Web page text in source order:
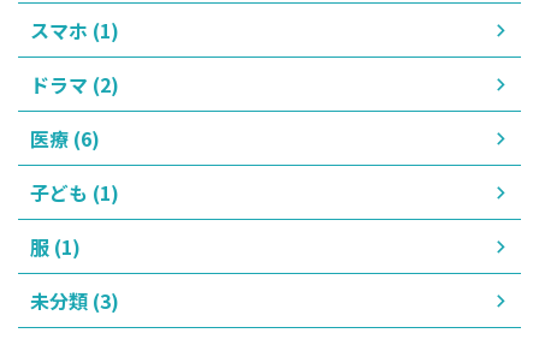
スマホ (1)
ドラマ (2)
医療 (6)
子ども (1)
服 (1)
未分類 (3)